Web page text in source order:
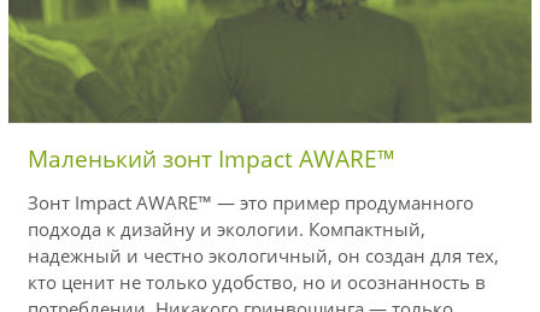
Маленький зонт Impact AWARE™
Зонт Impact AWARE™ — это пример продуманного
подхода к дизайну и экологии. Компактный,
надежный и честно экологичный, он создан для тех,
кто ценит не только удобство, но и осознанность в